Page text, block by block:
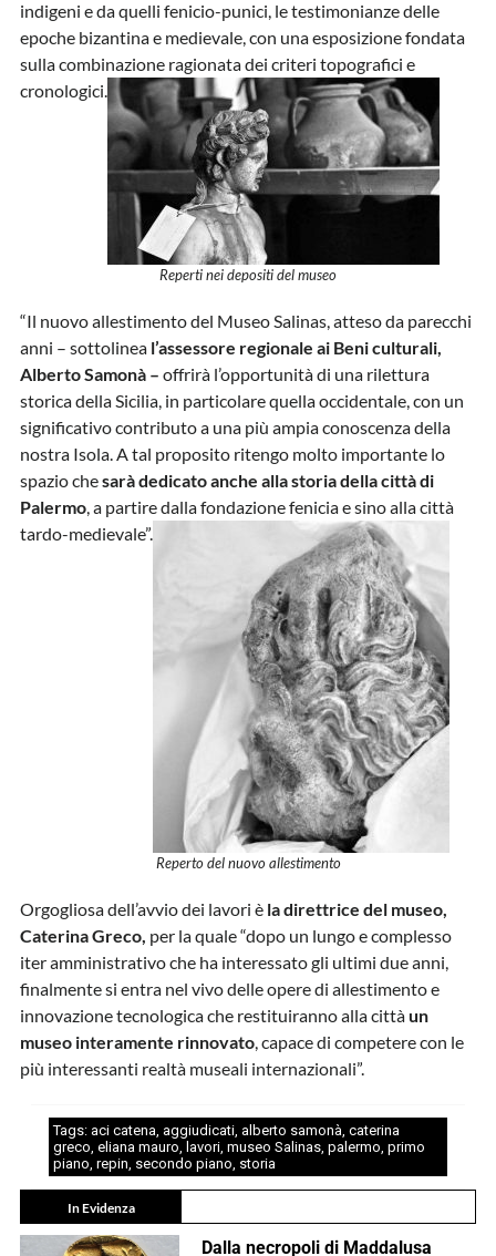
indigeni e da quelli fenicio-punici, le testimonianze delle
epoche bizantina e medievale, con una esposizione fondata
sulla combinazione ragionata dei criteri topografici e
cronologici.
Reperti nei depositi del museo
“Il nuovo allestimento del Museo Salinas, atteso da parecchi
anni – sottolineal’assessore regionale ai Beni culturali,
Alberto Samonà – offrirà l’opportunità di una rilettura
storica della Sicilia, in particolare quella occidentale, con un
significativo contributo a una più ampia conoscenza della
nostra Isola. A tal proposito ritengo molto importante lo
spazio chesarà dedicato anche alla storia della città di
Palermo, a partire dalla fondazione fenicia e sino alla città
tardo-medievale”.
Reperto del nuovo allestimento
Orgogliosa dell’avvio dei lavori èla direttrice del museo,
Caterina Greco, per la quale “dopo un lungo e complesso
iter amministrativo che ha interessato gli ultimi due anni,
finalmente si entra nel vivo delle opere di allestimento e
innovazione tecnologica che restituiranno alla cittàun
museo interamente rinnovato, capace di competere con le
più interessanti realtà museali internazionali”.
Tags: aci catena, aggiudicati, alberto samonà, caterina
greco, eliana mauro, lavori, museo Salinas, palermo, primo
piano, repin, secondo piano, storia
In Evidenza
Dalla necropoli di Maddalusa